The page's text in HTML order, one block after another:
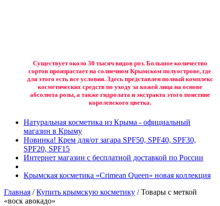
Существует около 30 тысяч видов роз. Большое количество
сортов произрастает на солнечном Крымском полуострове, где
для этого есть все условия. Здесь представлен полный комплекс
косметических средств по уходу за кожей лица на основе
абсолюта розы, а также гидролата и экстракта этого поистине
королевского цветка.
Натуральная косметика из Крыма - официальный
магазин в Крыму
Новинка! Крем для/от загара SPF50, SPF40, SPF30,
SPF20, SPF15
Интернет магазин с бесплатной доставкой по России
Крымская косметика «Crimean Queen» новая коллекция
Главная /Купить крымскую косметику / Товары с меткой
«воск авокадо»